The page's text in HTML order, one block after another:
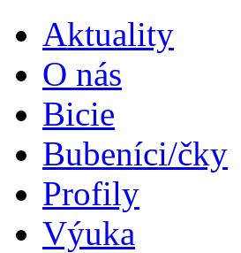
Aktuality
O nás
Bicie
Bubeníci/čky
Profily
Výuka